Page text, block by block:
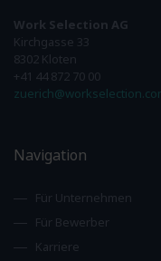
Work Selection AG
Kirchgasse 33
8302 Kloten
+41 44 872 70 00
Navigation
Für Unternehmen
Für Bewerber
Karriere